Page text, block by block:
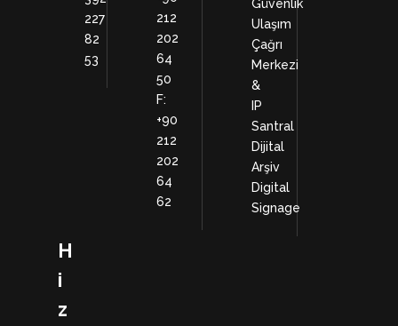
227
82
53
212
202
64
50
F:
+90
212
202
64
62
Güvenlik
Ulaşım
Çağrı
Merkezi
&
IP
Santral
Dijital
Arşiv
Digital
Signage
H
i
z